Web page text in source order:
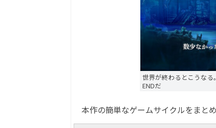
世界が終わるとこうな
ENDだ
本作の簡単なゲームサイクルをまと